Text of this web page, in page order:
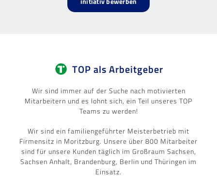
TOP als Arbeitgeber
Wir sind immer auf der Suche nach motivierten
Mitarbeitern und es lohnt sich, ein Teil unseres TOP
Teams zu werden!
Wir sind ein familiengeführter Meisterbetrieb mit
Firmensitz in Moritzburg. Unsere über 800 Mitarbeiter
sind für unsere Kunden täglich im Großraum Sachsen,
Sachsen Anhalt, Brandenburg, Berlin und Thüringen im
Einsatz.